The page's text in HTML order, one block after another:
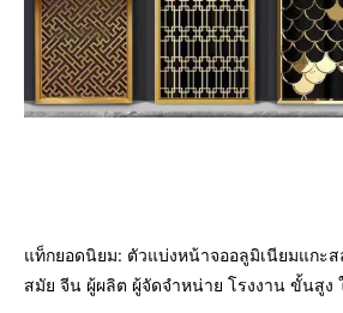
แท็กยอดนิยม: ตัวแบ่งหน้าจออลูมิเนียมแกะ
สมัย ​​จีน ผู้ผลิต ผู้จัดจำหน่าย โรงงาน ขั้นสู